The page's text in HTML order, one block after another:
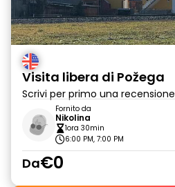
Visita libera di Požega
Scrivi per primo una recensione
Fornito da
Nikolina
1ora 30min
6:00 PM, 7:00 PM
Da€0